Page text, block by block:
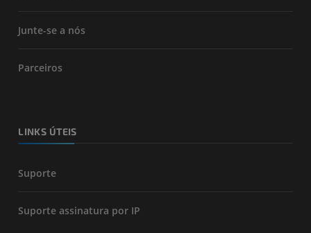
Junte-se a nós
Parceiros
LINKS ÚTEIS
Suporte
Suporte assinatura por IP